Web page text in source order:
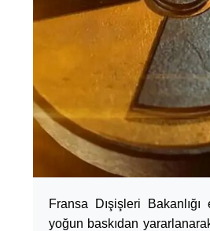
Fransa Dışişleri
yoğun baskıdan